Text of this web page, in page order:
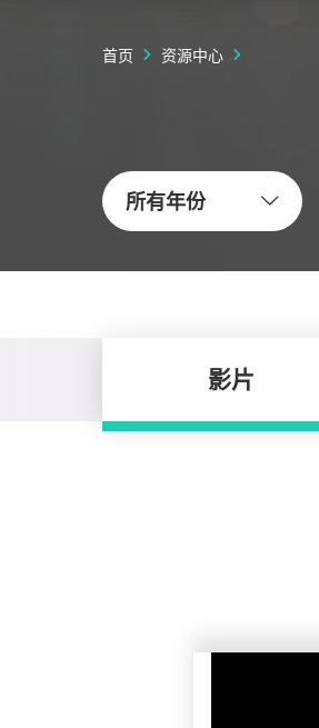
首页 资源中心
所有年份
影片